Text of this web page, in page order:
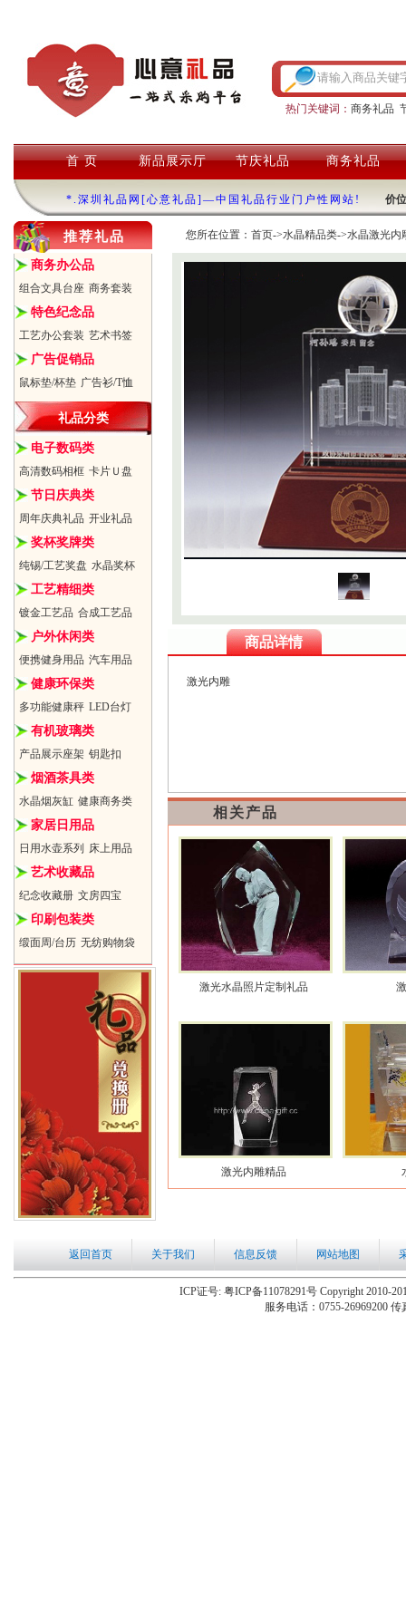
热门关键词： 商务礼品
首 页 新品展示厅 节庆礼品 商务礼品
*.深圳礼品网[心意礼品]—中国礼品行业门户性网站! 价
推荐礼品
商务办公品
组合文具台座 商务套装
特色纪念品
工艺办公套装 艺术书签
广告促销品
鼠标垫/杯垫 广告衫/T恤
礼品分类
电子数码类
高清数码相框 卡片Ｕ盘
节日庆典类
周年庆典礼品 开业礼品
奖杯奖牌类
纯锡/工艺奖盘 水晶奖杯
工艺精细类
镀金工艺品 合成工艺品
户外休闲类
便携健身用品 汽车用品
健康环保类
多功能健康秤 LED台灯
有机玻璃类
产品展示座架 钥匙扣
烟酒茶具类
水晶烟灰缸 健康商务类
家居日用品
日用水壶系列 床上用品
艺术收藏品
纪念收藏册 文房四宝
印刷包装类
缎面周/台历 无纺购物袋
您所在位置： 首页->水晶精品类->水晶激光内
商品详情
激光内雕
相关产品
激光水晶照片定制礼品
激光内雕精品
返回首页 关于我们 信息反馈 网站地图
ICP证号: 粤ICP备11078291号 Copyright 2010-
服务电话：0755-26969200 传